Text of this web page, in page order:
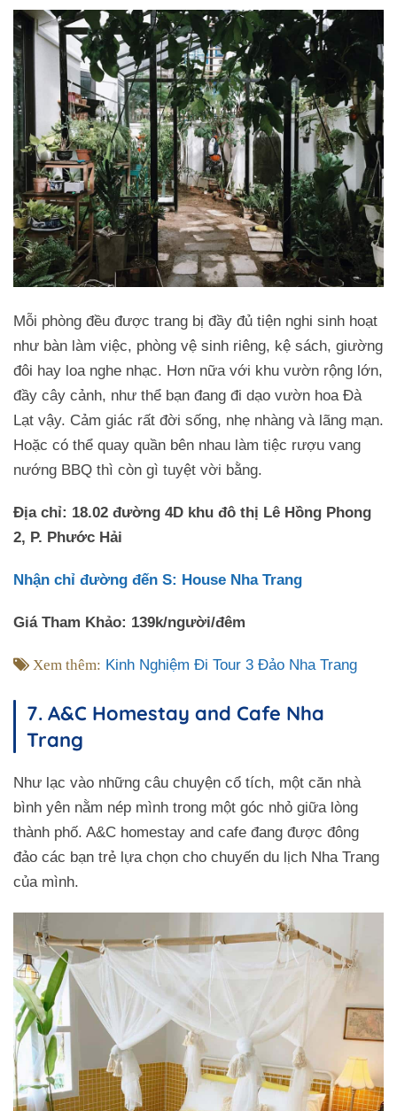
Mỗi phòng đều được trang bị đầy đủ tiện nghi sinh hoạt
như bàn làm việc, phòng vệ sinh riêng, kệ sách, giường
đôi hay loa nghe nhạc. Hơn nữa với khu vườn rộng lớn,
đầy cây cảnh, như thể bạn đang đi dạo vườn hoa Đà
Lạt vậy. Cảm giác rất đời sống, nhẹ nhàng và lãng mạn.
Hoặc có thể quay quần bên nhau làm tiệc rượu vang
nướng BBQ thì còn gì tuyệt vời bằng.
Địa chỉ: 18.02 đường 4D khu đô thị Lê Hồng Phong
2, P. Phước Hải
Nhận chỉ đường đến S: House Nha Trang
Giá Tham Khảo: 139k/người/đêm
Xem thêm: Kinh Nghiệm Đi Tour 3 Đảo Nha Trang
7. A&C Homestay and Cafe Nha
Trang
Như lạc vào những câu chuyện cổ tích, một căn nhà
bình yên nằm nép mình trong một góc nhỏ giữa lòng
thành phố. A&C homestay and cafe đang được đông
đảo các bạn trẻ lựa chọn cho chuyến du lịch Nha Trang
của mình.